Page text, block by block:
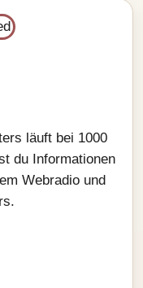
läuft bei 1000
du Informationen
Webradio und